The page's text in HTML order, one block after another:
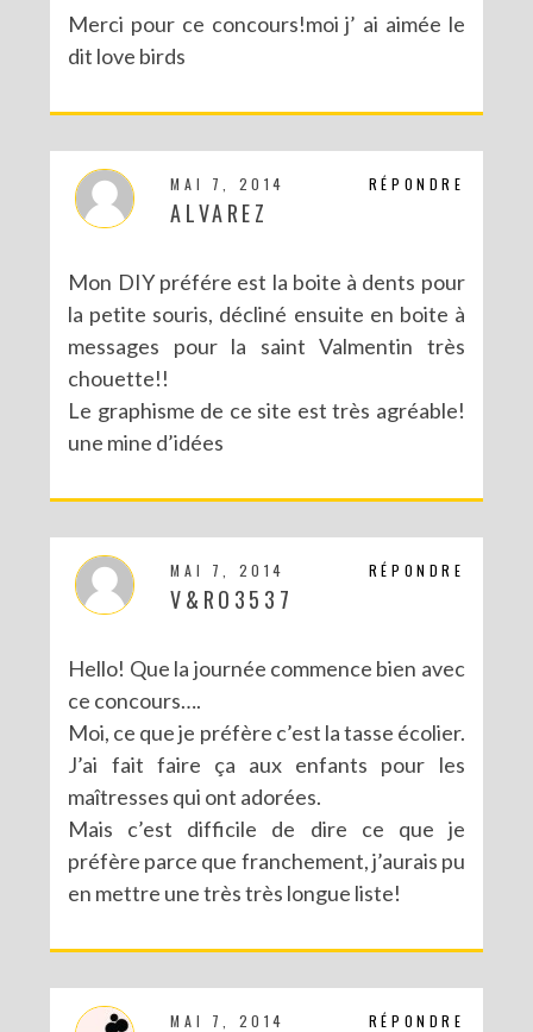
Merci pour ce concours!moi j’ ai aimée le
dit love birds
RÉPONDRE
MAI 7, 2014
ALVAREZ
Mon DIY préfére est la boite à dents pour
la petite souris, décliné ensuite en boite à
messages pour la saint Valmentin très
chouette!!
Le graphisme de ce site est très agréable!
une mine d’idées
RÉPONDRE
MAI 7, 2014
V&RO3537
Hello! Que la journée commence bien avec
ce concours….
Moi, ce que je préfère c’est la tasse écolier.
J’ai fait faire ça aux enfants pour les
maîtresses qui ont adorées.
Mais c’est difficile de dire ce que je
préfère parce que franchement, j’aurais pu
en mettre une très très longue liste!
RÉPONDRE
MAI 7, 2014